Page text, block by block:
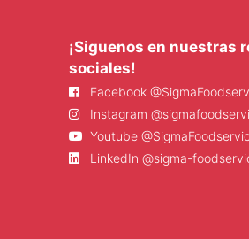
¡Siguenos en nuestras
sociales!
Facebook
Instagram
Youtube
LinkedIn @sigma-